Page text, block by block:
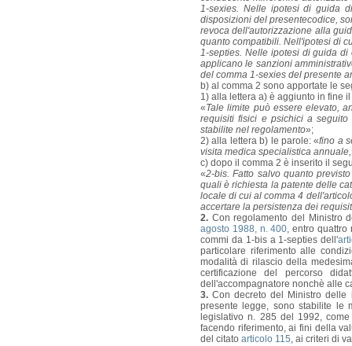
1-sexies. Nelle ipotesi di guida
disposizioni del presentecodice,
revoca dell'autorizzazione alla
quanto compatibili. Nell'ipotesi di
1-septies. Nelle ipotesi di guida
applicano le sanzioni
del comma 1-sexies del presente
b) al comma 2 sono apportate le
1) alla lettera a) è aggiunto in fine
«Tale limite può essere elevato,
requisiti fisici e psichici a
stabilite nel regolamento»;
2) alla lettera b) le parole: «fino a
visita medica specialistica annuale,
c) dopo il comma 2 è inserito il
«2-bis. Fatto salvo quanto
quali è richiesta la patente delle
locale di cui al comma 4
accertare la persistenza dei
2. Con regolamento del Ministro
agosto 1988, n. 400, entro quattro
commi da 1-bis a 1-septies dell'
particolare riferimento alle
modalità di rilascio della
certificazione del percorso
dell'accompagnatore nonchè alle
3.Con decreto del Ministro delle
presente legge, sono stabilite le
legislativo n. 285 del 1992,
facendo riferimento, ai fini della
del citato articolo 115, ai criteri di